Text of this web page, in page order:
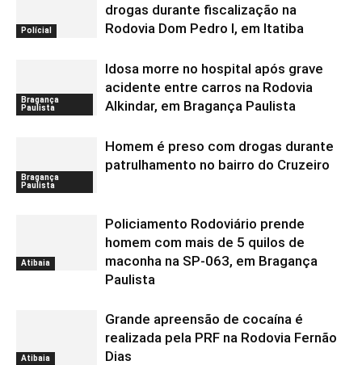
Polícial
drogas durante fiscalização na
Rodovia Dom Pedro I, em Itatiba
Bragança
Paulista
Idosa morre no hospital após grave
acidente entre carros na Rodovia
Alkindar, em Bragança Paulista
Bragança
Paulista
Homem é preso com drogas durante
patrulhamento no bairro do Cruzeiro
Atibaia
Policiamento Rodoviário prende
homem com mais de 5 quilos de
maconha na SP-063, em Bragança
Paulista
Atibaia
Grande apreensão de cocaína é
realizada pela PRF na Rodovia Fernão
Dias